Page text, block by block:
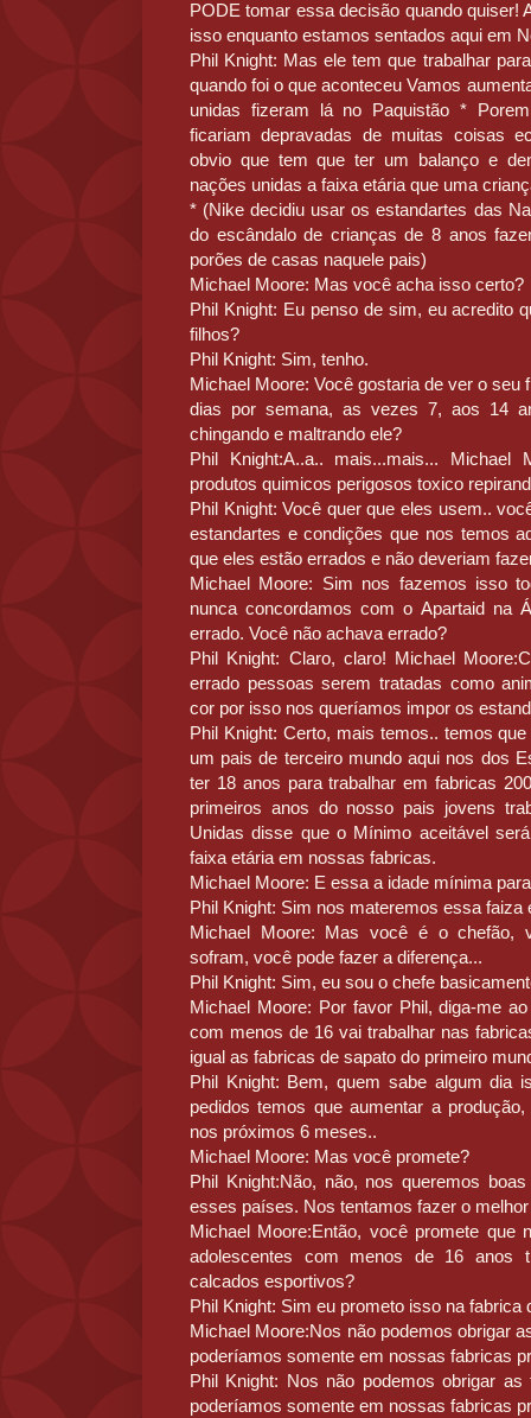
PODE tomar essa decisão quando quiser!
isso enquanto estamos sentados aqui em
Phil Knight: Mas ele tem que trabalhar
quando foi o que aconteceu Vamos
unidas fizeram lá no Paquistão *
ficariam depravadas de muitas coisas
obvio que tem que ter um balanço e
nações unidas a faixa etária que uma
* (Nike decidiu usar os estandartes das
do escândalo de crianças de 8 anos
porões de casas naquele pais)
Michael Moore: Mas você acha isso certo?
Phil Knight: Eu penso de sim, eu acredito
filhos?
Phil Knight: Sim, tenho.
Michael Moore: Você gostaria de ver o seu
dias por semana, as vezes 7, aos 14
chingando e maltrando ele?
Phil Knight:A..a.. mais...mais...
produtos quimicos perigosos toxico
Phil Knight: Você quer que eles usem..
estandartes e condições que nos temos
que eles estão errados e não deveriam
Michael Moore: Sim nos fazemos isso
nunca concordamos com o Apartaid na
errado. Você não achava errado?
Phil Knight: Claro, claro! Michael
errado pessoas serem tratadas como
cor por isso nos queríamos impor os
Phil Knight: Certo, mais temos.. temos
um pais de terceiro mundo aqui nos dos
ter 18 anos para trabalhar em fabricas
primeiros anos do nosso pais jovens
Unidas disse que o Mínimo aceitável
faixa etária em nossas fabricas.
Michael Moore: E essa a idade mínima
Phil Knight: Sim nos materemos essa faiza
Michael Moore: Mas você é o chefão,
sofram, você pode fazer a diferença...
Phil Knight: Sim, eu sou o chefe
Michael Moore: Por favor Phil, diga-me
com menos de 16 vai trabalhar nas
igual as fabricas de sapato do primeiro
Phil Knight: Bem, quem sabe algum dia
pedidos temos que aumentar a
nos próximos 6 meses..
Michael Moore: Mas você promete?
Phil Knight:Não, não, nos queremos
esses países. Nos tentamos fazer o
Michael Moore:Então, você promete que
adolescentes com menos de 16 anos
calcados esportivos?
Phil Knight: Sim eu prometo isso na fabrica
Michael Moore:Nos não podemos obrigar
poderíamos somente em nossas fabricas
Phil Knight: Nos não podemos obrigar
poderíamos somente em nossas fabricas